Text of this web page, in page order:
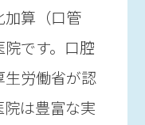
加算（口管
です。口腔
労働省が認
は豊富な実